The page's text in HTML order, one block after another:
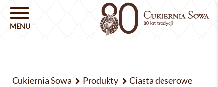
Cukiernia Sowa Produkty
Ciasta deserowe